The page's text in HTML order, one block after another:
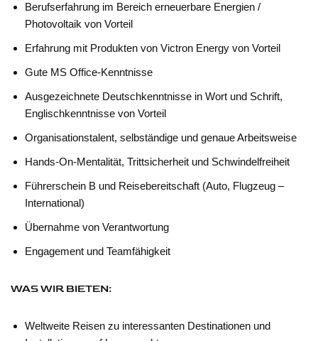
Berufserfahrung im Bereich erneuerbare Energien /
Photovoltaik von Vorteil
Erfahrung mit Produkten von Victron Energy von Vorteil
Gute MS Office-Kenntnisse
Ausgezeichnete Deutschkenntnisse in Wort und Schrift,
Englischkenntnisse von Vorteil
Organisationstalent, selbständige und genaue Arbeitsweise
Hands-On-Mentalität, Trittsicherheit und Schwindelfreiheit
Führerschein B und Reisebereitschaft (Auto, Flugzeug –
International)
Übernahme von Verantwortung
Engagement und Teamfähigkeit
WAS WIR BIETEN:
Weltweite Reisen zu interessanten Destinationen und